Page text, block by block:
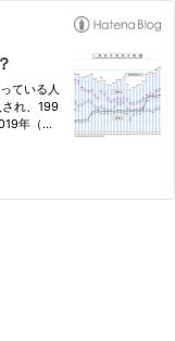
ている人
れ、199
年（令